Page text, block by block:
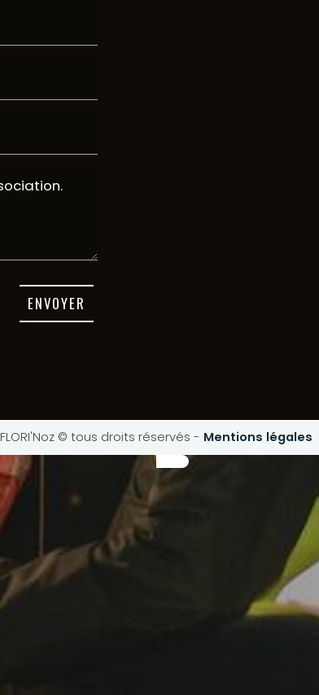
ENVOYER
FLORI'Noz © tous droits réservés - Mentions légales